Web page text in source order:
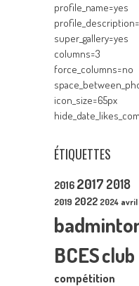
profile_name=yes
super_gallery=yes
columns=3
force_columns=no
icon_size=65px
ÉTIQUETTES
2016 2017 2018
2019 2022 2024 avril
BCESclub
compétition